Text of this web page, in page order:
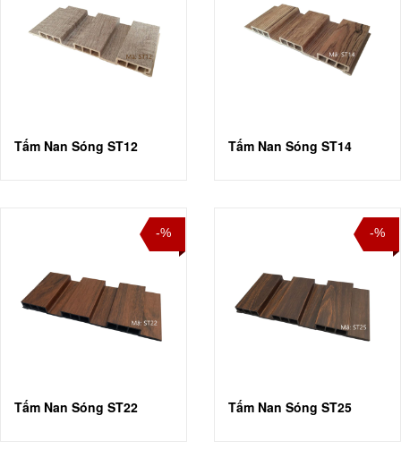
Tấm Nan Sóng ST12 Tấm Nan Sóng ST14
-%
Tấm Nan Sóng ST22
-%
Tấm Nan Sóng ST25